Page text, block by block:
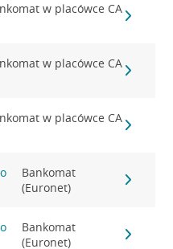
w placówce CA
w placówce CA
w placówce CA
Bankomat
(Euronet)
Bankomat
(Euronet)